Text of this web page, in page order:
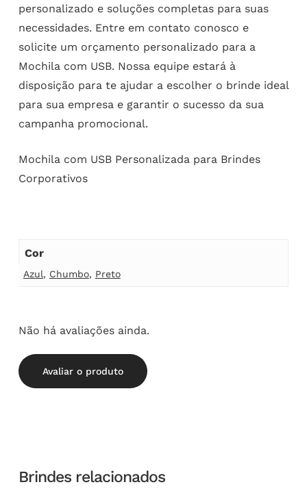
personalizado e soluções completas para suas
necessidades. Entre em contato conosco e
solicite um orçamento personalizado para a
Mochila com USB. Nossa equipe estará à
disposição para te ajudar a escolher o brinde ideal
para sua empresa e garantir o sucesso da sua
campanha promocional.
Mochila com USB Personalizada para Brindes
Corporativos
Cor
Azul, Chumbo, Preto
Não há avaliações ainda.
Avaliar o produto
Brindes relacionados